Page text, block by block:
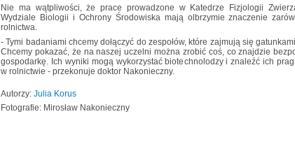
Nie ma wątpliwości, że prace prowadzone w Katedrze Fizjologii
Wydziale Biologii i Ochrony Środowiska mają olbrzymie znaczenie
rolnictwa.
- Tymi badaniami chcemy dołączyć do zespołów, które zajmują się
Chcemy pokazać, że na naszej uczelni można zrobić coś, co znajdzie
gospodarkę. Ich wyniki mogą wykorzystać biotechnolodzy i znaleźć ich
w rolnictwie - przekonuje doktor Nakonieczny.
Autorzy: Julia Korus
Fotografie: Mirosław Nakonieczny